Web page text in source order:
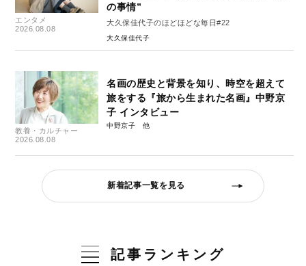
エンタメ
2026.08.08
の事情”
大久保佳代子のほどほどな毎日#22
大久保佳代子
教養・カルチャー
2026.08.08
名画の歴史と背景を知り、時空を超えて
旅をする『旅から生まれた名画』中野京
子 インタビュー
中野京子
新着記事一覧を見る
記事ランキング